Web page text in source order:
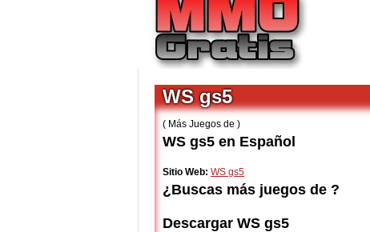
WS gs5
( Más Juegos de )
WS gs5 en Español
Sitio Web: WS gs5
¿Buscas más juegos de ?
Descargar WS gs5